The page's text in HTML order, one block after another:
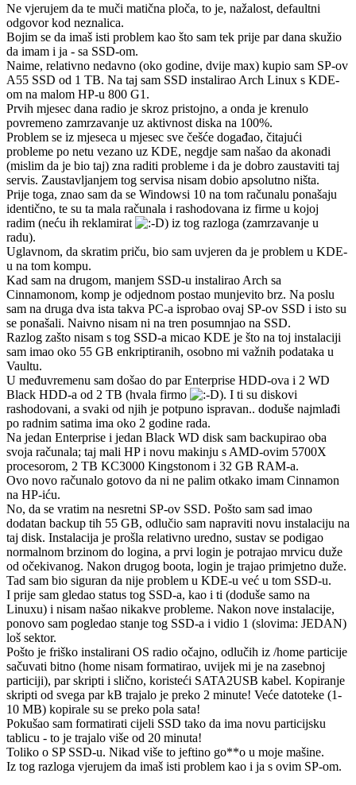
Ne vjerujem da te muči matična ploča, to je, nažalost, defaultni
odgovor kod neznalica.
Bojim se da imaš isti problem kao što sam tek prije par dana skužio
da imam i ja - sa SSD-om.
Naime, relativno nedavno (oko godine, dvije max) kupio sam SP-ov
A55 SSD od 1 TB. Na taj sam SSD instalirao Arch Linux s KDE-
om na malom HP-u 800 G1.
Prvih mjesec dana radio je skroz pristojno, a onda je krenulo
povremeno zamrzavanje uz aktivnost diska na 100%.
Problem se iz mjeseca u mjesec sve češće događao, čitajući
probleme po netu vezano uz KDE, negdje sam našao da akonadi
(mislim da je bio taj) zna raditi probleme i da je dobro zaustaviti taj
servis. Zaustavljanjem tog servisa nisam dobio apsolutno ništa.
Prije toga, znao sam da se Windowsi 10 na tom računalu ponašaju
identično, te su ta mala računala i rashodovana iz firme u kojoj
radim (neću ih reklamirat
) iz tog razloga (zamrzavanje u
radu).
Uglavnom, da skratim priču, bio sam uvjeren da je problem u KDE-
u na tom kompu.
Kad sam na drugom, manjem SSD-u instalirao Arch sa
Cinnamonom, komp je odjednom postao munjevito brz. Na poslu
sam na druga dva ista takva PC-a isprobao ovaj SP-ov SSD i isto su
se ponašali. Naivno nisam ni na tren posumnjao na SSD.
Razlog zašto nisam s tog SSD-a micao KDE je što na toj instalaciji
sam imao oko 55 GB enkriptiranih, osobno mi važnih podataka u
Vaultu.
U međuvremenu sam došao do par Enterprise HDD-ova i 2 WD
Black HDD-a od 2 TB (hvala firmo
). I ti su diskovi
rashodovani, a svaki od njih je potpuno ispravan.. doduše najmlađi
po radnim satima ima oko 2 godine rada.
Na jedan Enterprise i jedan Black WD disk sam backupirao oba
svoja računala; taj mali HP i novu makinju s AMD-ovim 5700X
procesorom, 2 TB KC3000 Kingstonom i 32 GB RAM-a.
Ovo novo računalo gotovo da ni ne palim otkako imam Cinnamon
na HP-iću.
No, da se vratim na nesretni SP-ov SSD. Pošto sam sad imao
dodatan backup tih 55 GB, odlučio sam napraviti novu instalaciju na
taj disk. Instalacija je prošla relativno uredno, sustav se podigao
normalnom brzinom do logina, a prvi login je potrajao mrvicu duže
od očekivanog. Nakon drugog boota, login je trajao primjetno duže.
Tad sam bio siguran da nije problem u KDE-u već u tom SSD-u.
I prije sam gledao status tog SSD-a, kao i ti (doduše samo na
Linuxu) i nisam našao nikakve probleme. Nakon nove instalacije,
ponovo sam pogledao stanje tog SSD-a i vidio 1 (slovima: JEDAN)
loš sektor.
Pošto je friško instalirani OS radio očajno, odlučih iz /home particije
sačuvati bitno (home nisam formatirao, uvijek mi je na zasebnoj
particiji), par skripti i slično, koristeći SATA2USB kabel. Kopiranje
skripti od svega par kB trajalo je preko 2 minute! Veće datoteke (1-
10 MB) kopirale su se preko pola sata!
Pokušao sam formatirati cijeli SSD tako da ima novu particijsku
tablicu - to je trajalo više od 20 minuta!
Toliko o SP SSD-u. Nikad više to jeftino go**o u moje mašine.
Iz tog razloga vjerujem da imaš isti problem kao i ja s ovim SP-om.